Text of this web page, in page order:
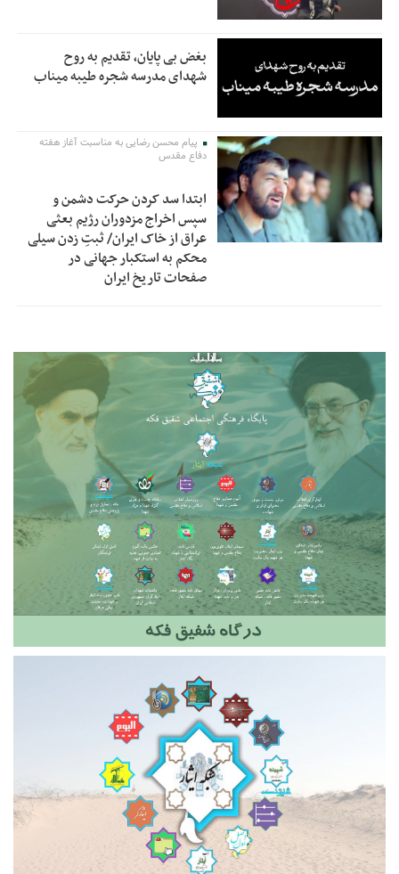
بغض بی پایان، تقدیم به روح
شهدای مدرسه شجره طیبه میناب
پیام محسن رضایی به مناسبت آغاز هفته
دفاع مقدس
ابتدا سد کردن حرکت دشمن و
سپس اخراج مزدوران رژیم بعثی
عراق از خاک ایران/ ثبتِ زدن سیلی
محکم به استکبار جهانی در
صفحات تاریخ ایران